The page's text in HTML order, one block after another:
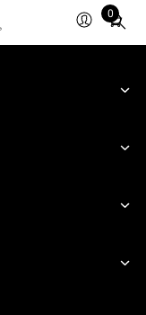
0
Total
items
cart: